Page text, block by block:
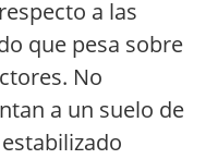
a las
que pesa sobre
No
a un suelo de